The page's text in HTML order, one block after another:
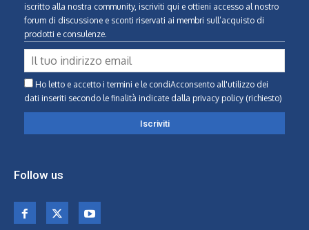
iscritto alla nostra community, iscriviti qui e ottieni accesso al nostro
forum di discussione e sconti riservati ai membri sull’acquisto di
prodotti e consulenze.
Ho letto e accetto i termini e le condiAcconsento all'utilizzo dei
dati inseriti secondo le finalità indicate dalla privacy policy (richiesto)
Follow us